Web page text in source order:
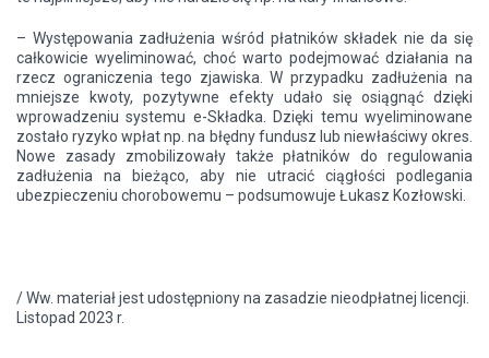
– Występowania zadłużenia wśród płatników składek nie da się
całkowicie wyeliminować, choć warto podejmować działania na
rzecz ograniczenia tego zjawiska. W przypadku zadłużenia na
mniejsze kwoty, pozytywne efekty udało się osiągnąć dzięki
wprowadzeniu systemu e-Składka. Dzięki temu wyeliminowane
zostało ryzyko wpłat np. na błędny fundusz lub niewłaściwy okres.
Nowe zasady zmobilizowały także płatników do regulowania
zadłużenia na bieżąco, aby nie utracić ciągłości podlegania
ubezpieczeniu chorobowemu – podsumowuje Łukasz Kozłowski.
/ Ww. materiał jest udostępniony na zasadzie nieodpłatnej licencji.
Listopad 2023 r.